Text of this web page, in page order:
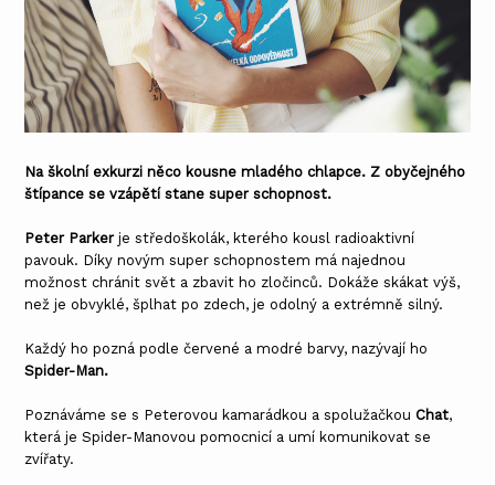
Na školní exkurzi něco kousne mladého chlapce. Z obyčejného
štípance se vzápětí stane super schopnost.
Peter Parkerje středoškolák, kterého kousl radioaktivní
pavouk. Díky novým super schopnostem má najednou
možnost chránit svět a zbavit ho zločinců. Dokáže skákat výš,
než je obvyklé, šplhat po zdech, je odolný a extrémně silný.
Každý ho pozná podle červené a modré barvy, nazývají ho
Spider-Man.
Poznáváme se s Peterovou kamarádkou a spolužačkou Chat,
která je Spider-Manovou pomocnicí a umí komunikovat se
zvířaty.